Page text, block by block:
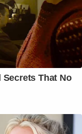
That No